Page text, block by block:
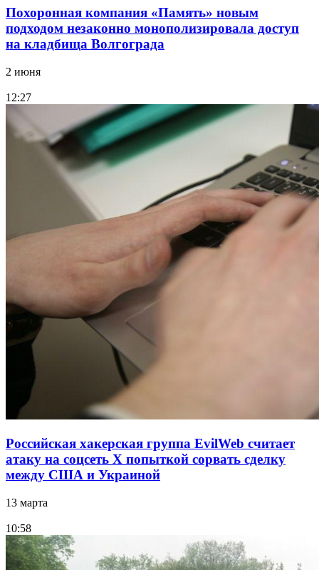
Похоронная компания «Память» новым
подходом незаконно монополизировала доступ
на кладбища Волгограда
2 июня
12:27
Российская хакерская группа EvilWeb считает
атаку на соцсеть Х попыткой сорвать сделку
между США и Украиной
13 марта
10:58